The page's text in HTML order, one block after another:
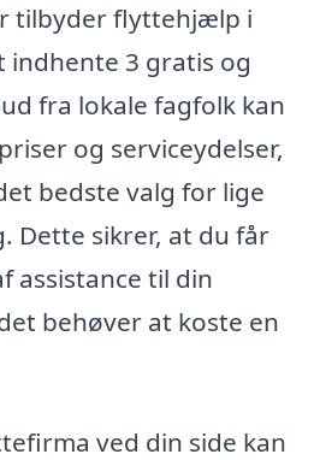
tilbyder flyttehjælp i
indhente 3 gratis og
fra lokale fagfolk kan
og serviceydelser,
bedste valg for lige
Dette sikrer, at du får
assistance til din
behøver at koste en
ved din side kan